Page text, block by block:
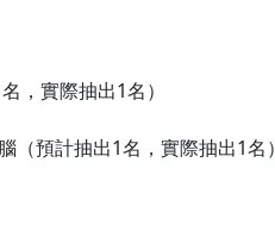
，實際抽出1名）
預計抽出1名，實際抽出1名）